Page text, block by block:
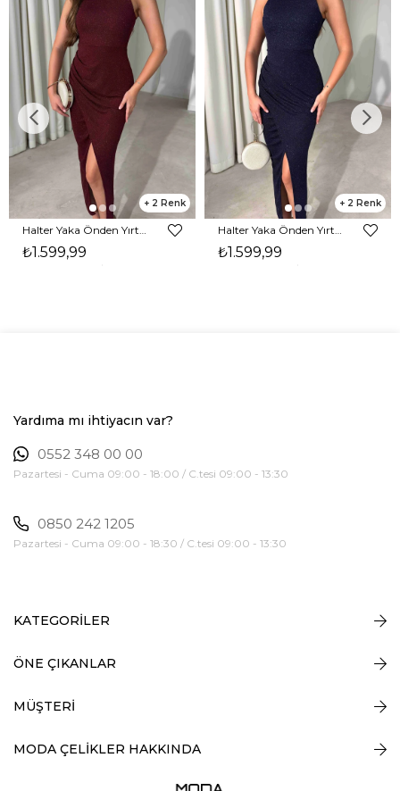
2
₺1.599,99
2
₺1.599,99
Yardıma mı ihtiyacın var?
0552 348 00 00
Pazartesi - Cuma 09:00 - 18:00 / C.tesi 09:00 - 13:30
0850 242 1205
Pazartesi - Cuma 09:00 - 18:30 / C.tesi 09:00 - 13:30
KATEGORİLER
ÖNE ÇIKANLAR
MÜŞTERİ
MODA ÇELİKLER HAKKINDA